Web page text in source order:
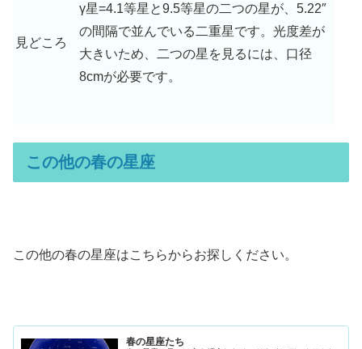
見どころ
γ星=4.1等星と9.5等星の二つの星が、5.22″
の間隔で並んでいる二重星です。光度差が
大きいため、二つの星を見るには、口径
8cmが必要です。
この他の春の星座
この他の春の星座はこちらからお探しください。
春の星座たち